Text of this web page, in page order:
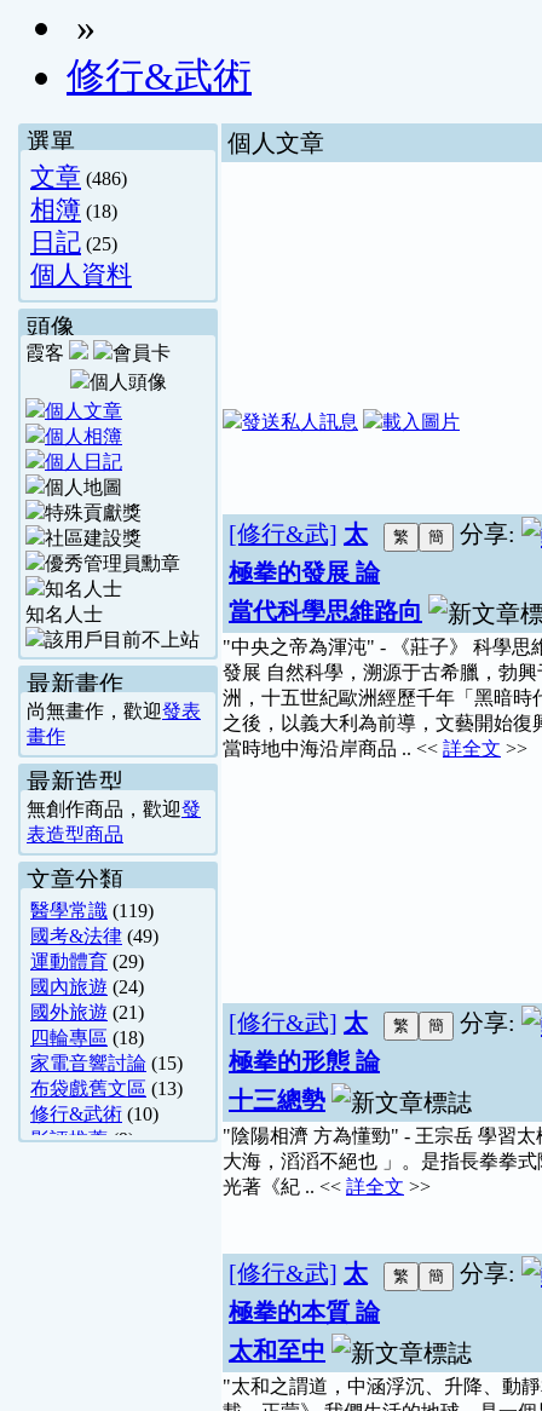
»
修行&武術
選單
文章 (486)
相簿 (18)
日記 (25)
個人資料
頭像
霞客
知名人士
最新畫作
尚無畫作，歡迎發表
畫作
最新造型
無創作商品，歡迎發
表造型商品
文章分類
醫學常識 (119)
國考&法律 (49)
運動體育 (29)
國內旅遊 (24)
國外旅遊 (21)
四輪專區 (18)
家電音響討論 (15)
布袋戲舊文區 (13)
修行&武術 (10)
影評推薦(9)
個人文章
分享:
[修行&武] 太
極拳的發展 論
當代科學思維路向
"中央之帝為渾沌" - 《莊子》 科學思
發展 自然科學，溯源于古希臘，勃興
洲，十五世紀歐洲經歷千年「黑暗時
之後，以義大利為前導，文藝開始復
當時地中海沿岸商品 .. << 詳全文 >>
分享:
[修行&武] 太
極拳的形態 論
十三總勢
"陰陽相濟 方為懂勁" - 王宗岳 學習
大海，滔滔不絕也 」。是指長拳拳
光著《紀 .. << 詳全文 >>
分享:
[修行&武] 太
極拳的本質 論
太和至中
"太和之謂道，中涵浮沉、升降、動